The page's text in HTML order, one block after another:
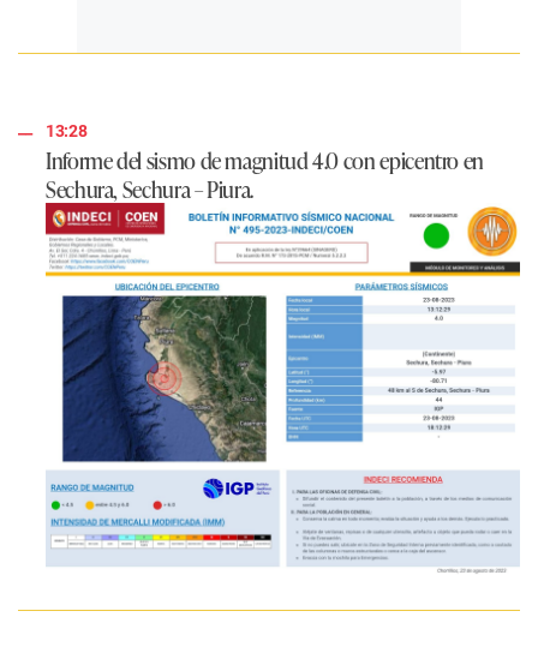
13:28
Informe del sismo de magnitud 4.0 con epicentro en
Sechura, Sechura – Piura.